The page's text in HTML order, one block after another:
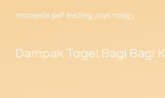
indonesia pdf trading psychology
Dampak Togel Bagi Bagi